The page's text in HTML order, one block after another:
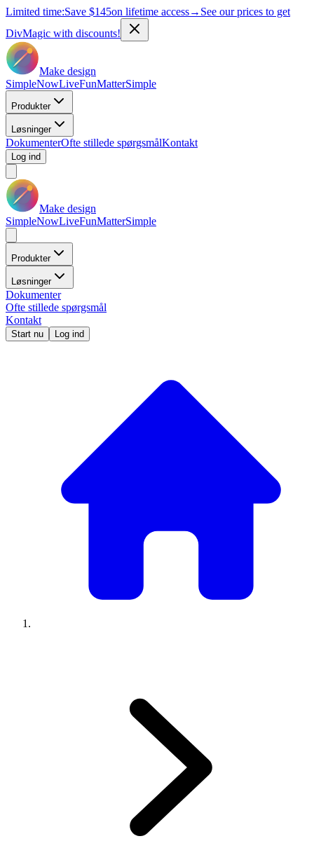
Limited time:Save $145on lifetime access→ See our prices to get
DivMagic with discounts!
Make design
SimpleNowLiveFunMatterSimple
Produkter
Løsninger
DokumenterOfte stillede spørgsmålKontakt
Log ind
Make design
SimpleNowLiveFunMatterSimple
Produkter
Løsninger
Dokumenter
Ofte stillede spørgsmål
Kontakt
Start nu Log ind